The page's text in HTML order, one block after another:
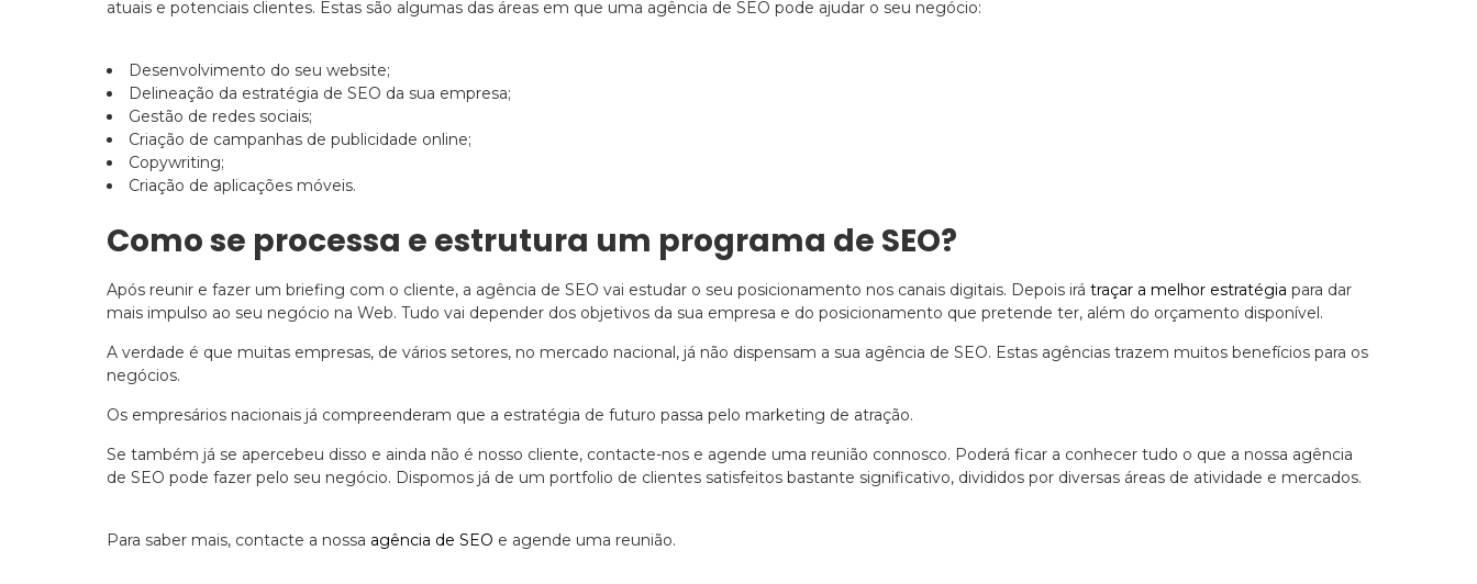
atuais e potenciais clientes. Estas são algumas das áreas em que uma agência de SEO pode ajudar o seu negócio:
Desenvolvimento do seu website;
Delineação da estratégia de SEO da sua empresa;
Gestão de redes sociais;
Criação de campanhas de publicidade online;
Copywriting;
Criação de aplicações móveis.
Como se processa e estrutura um programa de SEO?
Após reunir e fazer um briefing com o cliente, a agência de SEO vai estudar o seu posicionamento nos canais digitais. Depois irá traçar a melhor estratégia para dar
mais impulso ao seu negócio na Web. Tudo vai depender dos objetivos da sua empresa e do posicionamento que pretende ter, além do orçamento disponível.
A verdade é que muitas empresas, de vários setores, no mercado nacional, já não dispensam a sua agência de SEO. Estas agências trazem muitos benefícios para os
negócios.
Os empresários nacionais já compreenderam que a estratégia de futuro passa pelo marketing de atração.
Se também já se apercebeu disso e ainda não é nosso cliente, contacte-nos e agende uma reunião connosco. Poderá ficar a conhecer tudo o que a nossa agência
de SEO pode fazer pelo seu negócio. Dispomos já de um portfolio de clientes satisfeitos bastante significativo, divididos por diversas áreas de atividade e mercados.
Para saber mais, contacte a nossa agência de SEO e agende uma reunião.